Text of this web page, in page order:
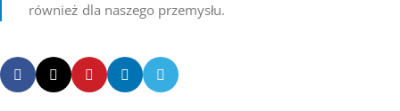
również dla naszego przemysłu.